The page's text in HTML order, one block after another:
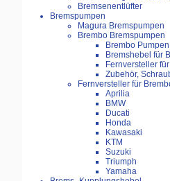
Bremsenentlüfter
Bremspumpen
Magura Bremspumpen
Brembo Bremspumpen
Brembo Pumpen
Bremshebel für
Fernversteller
Zubehör,
Fernversteller für
Aprilia
BMW
Ducati
Honda
Kawasaki
KTM
Suzuki
Triumph
Yamaha